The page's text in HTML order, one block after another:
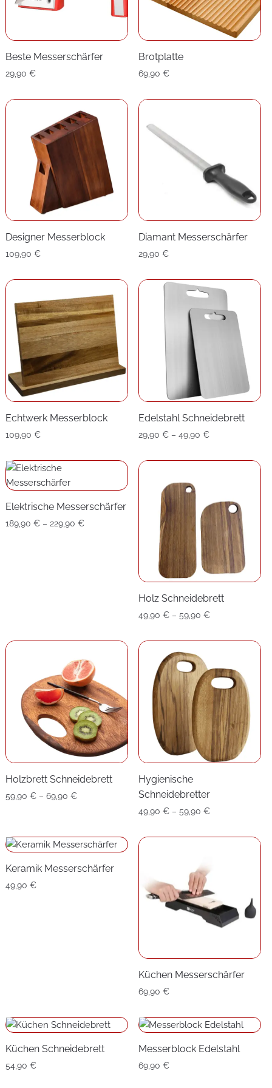
Beste Messerschärfer
29,90 €
Brotplatte
69,90€
Designer Messerblock
109,90 €
Diamant Messerschärfer
29,90€
Echtwerk Messerblock
109,90 €
Edelstahl Schneidebrett
29,90€ –49,90€Preisspanne:
bis
Elektrische Messerschärfer
189,90 € – 229,90 €Preisspanne:
Holz Schneidebrett
49,90€ –59,90€Preisspanne:
bis
Holzbrett Schneidebrett
59,90 € – 69,90 €Preisspanne:
69,90 €
Hygienische
Schneidebretter
49,90€ –59,90€Preisspanne:
bis
Keramik Messerschärfer
49,90 €
Küchen Messerschärfer
69,90€
Küchen Schneidebrett
54,90 €
Messerblock Edelstahl
69,90€